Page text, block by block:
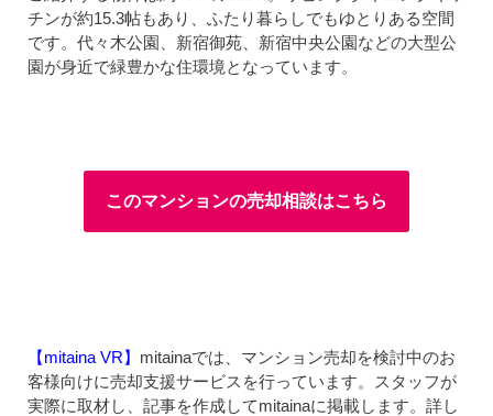
チンが約15.3帖もあり、ふたり暮らしでもゆとりある空間
です。代々木公園、新宿御苑、新宿中央公園などの大型公
園が身近で緑豊かな住環境となっています。
このマンションの売却相談はこちら
【mitaina VR】 mitainaでは、マンション売却を検討中のお
客様向けに売却支援サービスを行っています。スタッフが
実際に取材し、記事を作成してmitainaに掲載します。詳し